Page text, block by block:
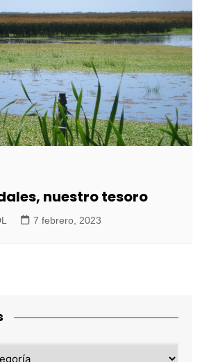
nuestro tesoro
7 febrero, 2023